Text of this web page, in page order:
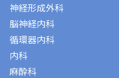
神経形成外科
脳神経内科
循環器内科
内科
麻酔科